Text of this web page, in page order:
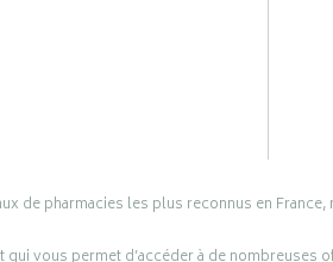
de pharmacies les plus reconnus en